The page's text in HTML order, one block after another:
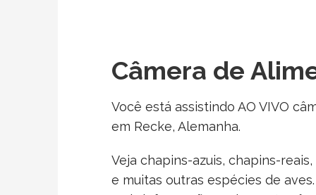
Câmera de
Você está assistindo AO VIVO
em Recke, Alemanha.
Veja chapins-azuis, chapins-
e muitas outras espécies de